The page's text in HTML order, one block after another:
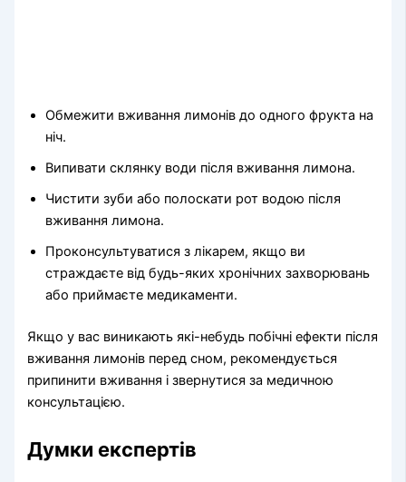
Обмежити вживання лимонів до одного фрукта на
ніч.
Випивати склянку води після вживання лимона.
Чистити зуби або полоскати рот водою після
вживання лимона.
Проконсультуватися з лікарем, якщо ви
страждаєте від будь-яких хронічних захворювань
або приймаєте медикаменти.
Якщо у вас виникають які-небудь побічні ефекти після
вживання лимонів перед сном, рекомендується
припинити вживання і звернутися за медичною
консультацією.
Думки експертів